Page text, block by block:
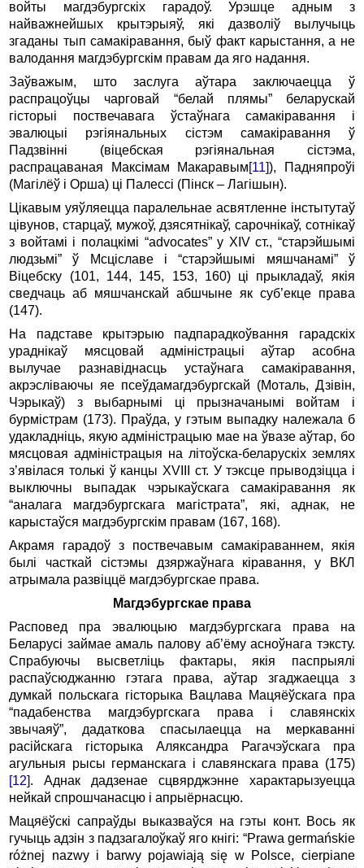
войты магдэбургскіх гарадоў. Урэшце адным з
найважнейшых крытэрыяў, які дазволіў вылучыць
згаданы тып самакіравання, быў факт карыстання, а не
валодання магдэбургскім правам да яго надання.
Заўважым, што заслуга аўтара заключаецца ў
распрацоўцы чарговай “белай плямы” беларускай
гісторыі поствечавага ўстаўнага самакіравання і
эвалюцыі рэгіянальных сістэм самакіравання ў
Падзвінні (віцебская рэгіянальная сістэма,
распрацаваная Максімам Макаравым[11]), Падняпроўі
(Магілёў і Орша) ці Палессі (Пінск – Лагішын).
Цікавым уяўляецца паралельнае асвятленне інстытутаў
цівунов, старцаў, мужоў, дзясятнікаў, сарочнікаў, сотнікаў
з войтамі і полацкімі “advocates” у XIV ст., “старэйшымі
людзьмі” ў Мсціславе і “старэйшымі мяшчанамі” ў
Віцебску (101, 144, 145, 153, 160) ці прыкладаў, якія
сведчаць аб мяшчанскай абшчыне як суб’екце права
(147).
На падставе крытэрыю падпарадкоўвання гарадскіх
ураднікаў мясцовай адміністрацыі аўтар асобна
вылучае разнавіднасць устаўнага самакіравання,
акрэсліваючы яе псеўдамагдэбургскай (Моталь, Дзівін,
Чэрыкаў) з выбарнымі ці прызначанымі войтам і
бурмістрам (173). Праўда, у гэтым выпадку належала б
удакладніць, якую адміністрацыю мае на ўвазе аўтар, бо
мясцовая адміністрацыя на літоўска-беларускіх землях
з’явілася толькі ў канцы XVIII ст. У тэксце прыводзіцца і
выключны выпадак чэрыкаўскага самакіравання як
“аналага магдэбургскага магістрата”, які, аднак, не
карыстаўся магдэбургскім правам (167, 168).
Акрамя гарадоў з поствечавым самакіраваннем, якія
былі часткай сістэмы дзяржаўнага кіравання, у ВКЛ
атрымала развіццё магдэбургскае права.
Магдэбургскае права
Расповед пра эвалюцыю магдэбургскага права на
Беларусі займае амаль палову аб’ёму асноўнага тэксту.
Спрабуючы высветліць фактары, якія паспрыялі
распаўсюджанню гэтага права, аўтар згаджаецца з
думкай польскага гісторыка Вацлава Мацяёўскага пра
“падабенства магдэбургскага права і славянскіх
звычаяў”, дадаткова спасылаецца на меркаванні
расійскага гісторыка Аляксандра Рагачэўскага пра
агульныя рысы германскага і славянскага права (175)
[12]. Аднак дадзенае сцвярджэнне характарызуецца
нейкай спрошчанасцю і апрыёрнасцю.
Мацяёўскі сапраўды выказваўся на гэты конт. Вось як
гучыць адзін з падзагалоўкаў яго кнігі: “Prawa germańskie
różnej nazwy i barwy pojawiają się w Polsce, cierpiane